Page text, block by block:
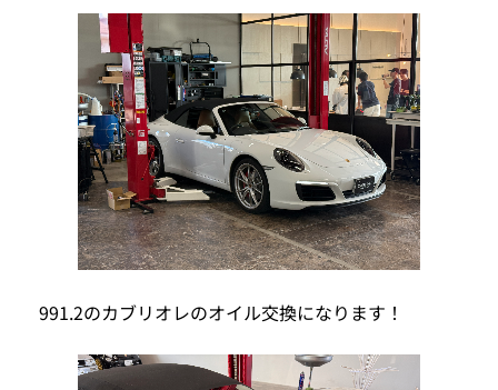
991.2のカブリオレのオイル交換になります！